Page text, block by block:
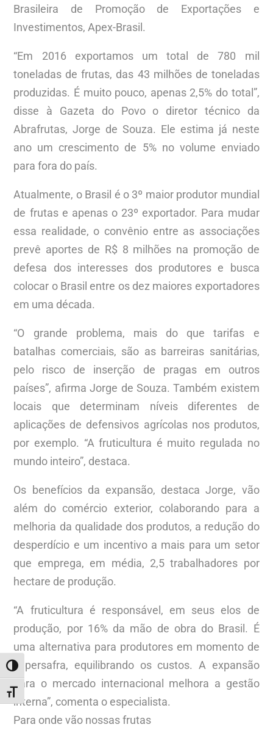
ALTERNAR ALTO CONTRASTE
ALTERNAR TAMANHO DA FONTE
Brasileira de Promoção de Exportações e
Investimentos, Apex-Brasil.
“Em 2016 exportamos um total de 780 mil
toneladas de frutas, das 43 milhões de toneladas
produzidas. É muito pouco, apenas 2,5% do total”,
disse à Gazeta do Povo o diretor técnico da
Abrafrutas, Jorge de Souza. Ele estima já neste
ano um crescimento de 5% no volume enviado
para fora do país.
Atualmente, o Brasil é o 3º maior produtor mundial
de frutas e apenas o 23º exportador. Para mudar
essa realidade, o convênio entre as associações
prevê aportes de R$ 8 milhões na promoção de
defesa dos interesses dos produtores e busca
colocar o Brasil entre os dez maiores exportadores
em uma década.
“O grande problema, mais do que tarifas e
batalhas comerciais, são as barreiras sanitárias,
pelo risco de inserção de pragas em outros
países”, afirma Jorge de Souza. Também existem
locais que determinam níveis diferentes de
aplicações de defensivos agrícolas nos produtos,
por exemplo. “A fruticultura é muito regulada no
mundo inteiro”, destaca.
Os benefícios da expansão, destaca Jorge, vão
além do comércio exterior, colaborando para a
melhoria da qualidade dos produtos, a redução do
desperdício e um incentivo a mais para um setor
que emprega, em média, 2,5 trabalhadores por
hectare de produção.
“A fruticultura é responsável, em seus elos de
produção, por 16% da mão de obra do Brasil. É
uma alternativa para produtores em momento de
supersafra, equilibrando os custos. A expansão
para o mercado internacional melhora a gestão
interna”, comenta o especialista.
Para onde vão nossas frutas